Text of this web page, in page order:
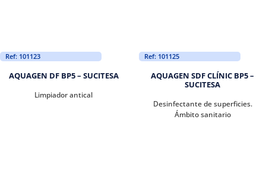
Ref: 101123
AQUAGEN DF BP5 – SUCITESA
Limpiador antical
Ref: 101125
AQUAGEN SDF CLÍNIC BP5 –
SUCITESA
Desinfectante de superficies.
Ámbito sanitario